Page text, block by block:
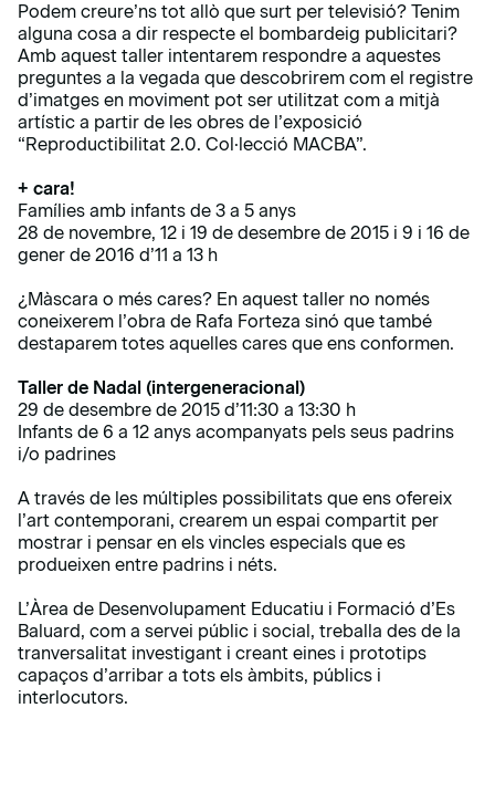
Podem creure’ns tot allò que surt per televisió? Tenim
alguna cosa a dir respecte el bombardeig publicitari?
Amb aquest taller intentarem respondre a aquestes
preguntes a la vegada que descobrirem com el registre
d’imatges en moviment pot ser utilitzat com a mitjà
artístic a partir de les obres de l’exposició
“Reproductibilitat 2.0. Col·lecció MACBA”.
+ cara!
Famílies amb infants de 3 a 5 anys
28 de novembre, 12 i 19 de desembre de 2015 i 9 i 16 de
gener de 2016 d’11 a 13 h
¿Màscara o més cares? En aquest taller no només
coneixerem l’obra de Rafa Forteza sinó que també
destaparem totes aquelles cares que ens conformen.
Taller de Nadal (intergeneracional)
29 de desembre de 2015 d’11:30 a 13:30 h
Infants de 6 a 12 anys acompanyats pels seus padrins
i/o padrines
A través de les múltiples possibilitats que ens ofereix
l’art contemporani, crearem un espai compartit per
mostrar i pensar en els vincles especials que es
produeixen entre padrins i néts.
L’Àrea de Desenvolupament Educatiu i Formació d’Es
Baluard, com a servei públic i social, treballa des de la
tranversalitat investigant i creant eines i prototips
capaços d’arribar a tots els àmbits, públics i
interlocutors.